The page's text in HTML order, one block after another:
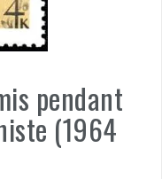
pendant
(1964